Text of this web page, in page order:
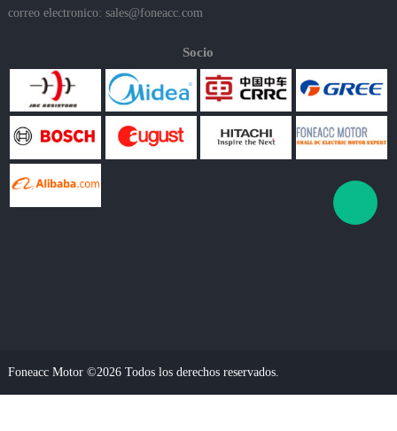
correo electronico: sales@foneacc.com
Socio
Foneacc Motor ©2026 Todos los derechos reservados.